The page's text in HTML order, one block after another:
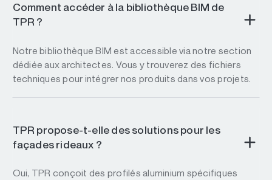
Comment accéder à la bibliothèque BIM de
TPR ?
Notre bibliothèque BIM est accessible via notre section
dédiée aux architectes. Vous y trouverez des fichiers
techniques pour intégrer nos produits dans vos projets.
TPR propose-t-elle des solutions pour les
façades rideaux ?
Oui, TPR conçoit des profilés aluminium spécifiques